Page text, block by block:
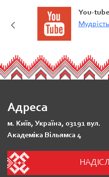
You-
Адреса
м. Київ, Україна, 03191 вул.
Академіка Вільямса 4